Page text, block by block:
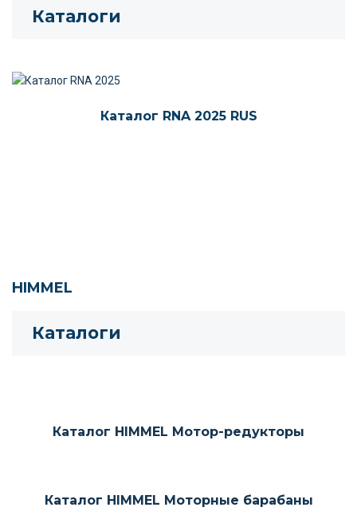
Каталоги
Каталог RNA 2025 RUS
HIMMEL
Каталоги
Каталог HIMMEL Мотор-редукторы
Каталог HIMMEL Моторные барабаны